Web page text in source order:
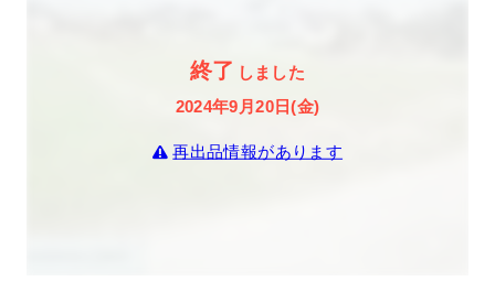
終了 しました
2024年9月20日(金)
再出品情報があります